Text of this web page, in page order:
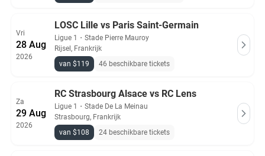
Vri
28 Aug
2026
LOSC Lille vs Paris Saint-Germain
Ligue 1 ・ Stade Pierre Mauroy
Rijsel, Frankrijk
van $119
46 beschikbare tickets
Za
29 Aug
2026
RC Strasbourg Alsace vs RC Lens
Ligue 1 ・ Stade De La Meinau
Strasbourg, Frankrijk
van $108
24 beschikbare tickets